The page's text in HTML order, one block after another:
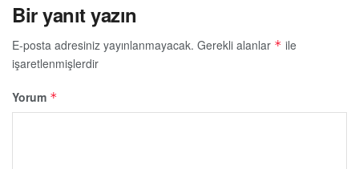
Bir yanıt yazın
E-posta adresiniz yayınlanmayacak. Gerekli alanlar * ile
işaretlenmişlerdir
Yorum *